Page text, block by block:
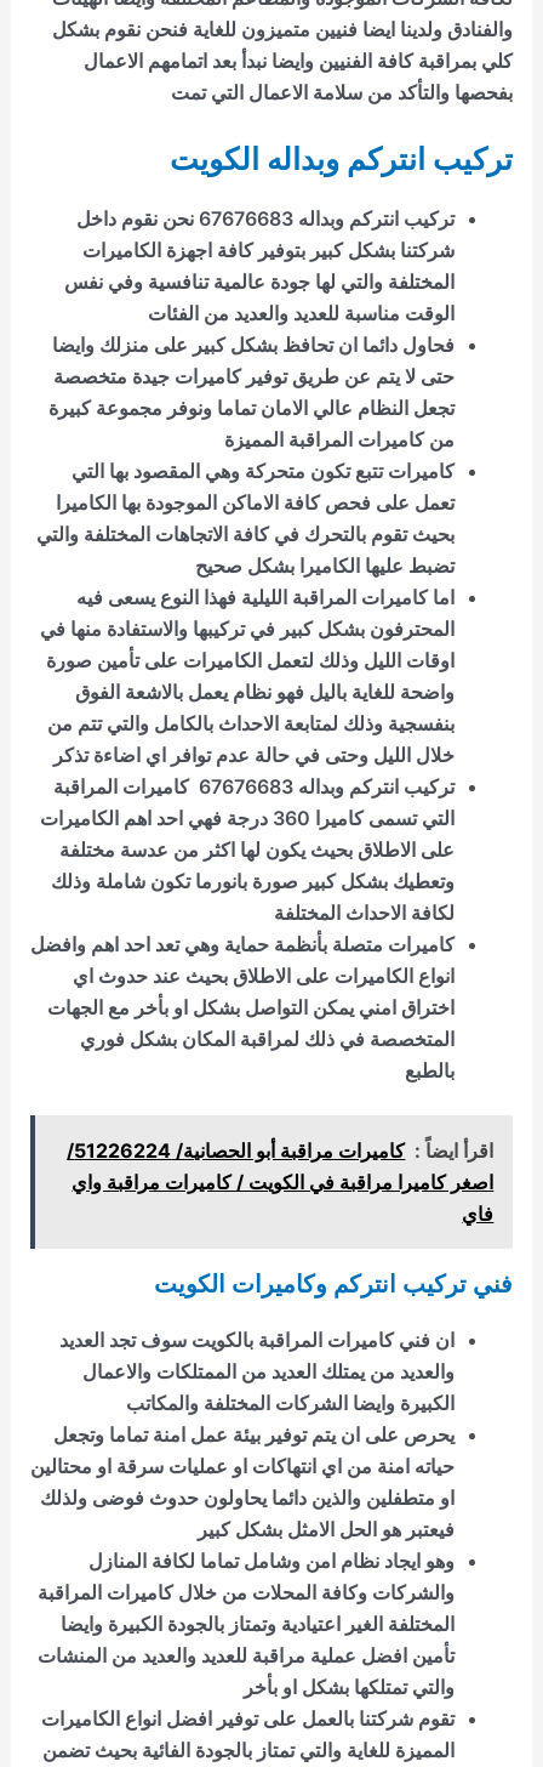
والفنادق ولدينا ايضا فنيين متميزون للغاية فنحن نقوم بشكل
كلي بمراقبة كافة الفنيين وايضا نبدأ بعد اتمامهم الاعمال
بفحصها والتأكد من سلامة الاعمال التي تمت
تركيب انتركم وبداله الكويت
تركيب انتركم وبداله 67676683 نحن نقوم داخل
شركتنا بشكل كبير بتوفير كافة اجهزة الكاميرات
المختلفة والتي لها جودة عالمية تنافسية وفي نفس
الوقت مناسبة للعديد والعديد من الفئات
فحاول دائما ان تحافظ بشكل كبير على منزلك وايضا
حتى لا يتم عن طريق توفير كاميرات جيدة متخصصة
تجعل النظام عالي الامان تماما ونوفر مجموعة كبيرة
من كاميرات المراقبة المميزة
كاميرات تتبع تكون متحركة وهي المقصود بها التي
تعمل على فحص كافة الاماكن الموجودة بها الكاميرا
بحيث تقوم بالتحرك في كافة الاتجاهات المختلفة والتي
تضبط عليها الكاميرا بشكل صحيح
اما كاميرات المراقبة الليلية فهذا النوع يسعى فيه
المحترفون بشكل كبير في تركيبها والاستفادة منها في
اوقات الليل وذلك لتعمل الكاميرات على تأمين صورة
واضحة للغاية باليل فهو نظام يعمل بالاشعة الفوق
بنفسجية وذلك لمتابعة الاحداث بالكامل والتي تتم من
خلال الليل وحتى في حالة عدم توافر اي اضاءة تذكر
تركيب انتركم وبداله 67676683 كاميرات المراقبة
التي تسمى كاميرا 360 درجة فهي احد اهم الكاميرات
على الاطلاق بحيث يكون لها اكثر من عدسة مختلفة
وتعطيك بشكل كبير صورة بانورما تكون شاملة وذلك
لكافة الاحداث المختلفة
كاميرات متصلة بأنظمة حماية وهي تعد احد اهم وافضل
انواع الكاميرات على الاطلاق بحيث عند حدوث اي
اختراق امني يمكن التواصل بشكل او بأخر مع الجهات
المتخصصة في ذلك لمراقبة المكان بشكل فوري
بالطبع
اقرأ ايضاً :
كاميرات مراقبة أبو الحصانية/ 51226224/
اصغر كاميرا مراقبة في الكويت / كاميرات مراقبة واي
فاي
فني تركيب انتركم وكاميرات الكويت
ان فني كاميرات المراقبة بالكويت سوف تجد العديد
والعديد من يمتلك العديد من الممتلكات والاعمال
الكبيرة وايضا الشركات المختلفة والمكاتب
يحرص على ان يتم توفير بيئة عمل امنة تماما وتجعل
حياته امنة من اي انتهاكات او عمليات سرقة او محتالين
او متطفلين والذين دائما يحاولون حدوث فوضى ولذلك
فيعتبر هو الحل الامثل بشكل كبير
وهو ايجاد نظام امن وشامل تماما لكافة المنازل
والشركات وكافة المحلات من خلال كاميرات المراقبة
المختلفة الغير اعتيادية وتمتاز بالجودة الكبيرة وايضا
تأمين افضل عملية مراقبة للعديد والعديد من المنشات
والتي تمتلكها بشكل او بأخر
تقوم شركتنا بالعمل على توفير افضل انواع الكاميرات
المميزة للغاية والتي تمتاز بالجودة الفائية بحيث تضمن